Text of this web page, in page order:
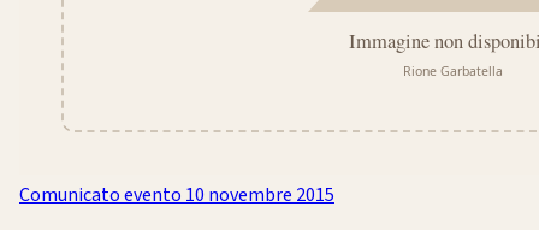
Comunicato evento 10 novembre 2015